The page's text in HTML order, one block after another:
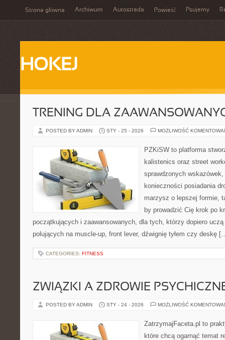
Strona główna Archiwum Autostrada Powieść Psujemy
HOKEJ
TRENING DLA
POSTED BY ADMIN STY - 25 - 2026 MOŻLIWOŚĆ
PZKiSW to platforma
kalistenics oraz street
sprawdzonych
konieczności posiadania
marzysz o lepszej formie,
by prowadzić Cię krok po
początkujących i zaawansowanych, dla tych, którzy dopiero
polujących na muscle-up, front lever, dźwignię tyłem czy deskę
CATEGORIES: FITNESS
ZWIĄZKI A ZDROWIE
POSTED BY ADMIN STY - 24 - 2026 MOŻLIWOŚĆ
ZatrzymajFaceta.pl to
które chcą ogarnąć temat